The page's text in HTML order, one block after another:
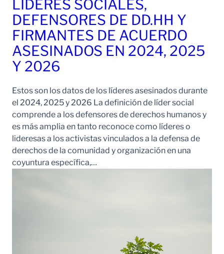
LÍDERES SOCIALES,
DEFENSORES DE DD.HH Y
FIRMANTES DE ACUERDO
ASESINADOS EN 2024, 2025
Y 2026
Estos son los datos de los líderes asesinados durante
el 2024, 2025 y 2026 La definición de líder social
comprende a los defensores de derechos humanos y
es más amplia en tanto reconoce como líderes o
lideresas a los activistas vinculados a la defensa de
derechos de la comunidad y organización en una
coyuntura específica,…